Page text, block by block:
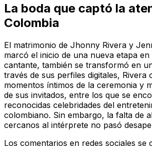
La boda que captó la
Colombia
El matrimonio de Jhonny Rivera y
marcó el inicio de una nueva etapa en
cantante, también se transformó en
través de sus perfiles digitales, Rivera
momentos íntimos de la ceremonia y
de sus invitados, entre los que se
reconocidas celebridades del
colombiano. Sin embargo, la falta de
cercanos al intérprete no pasó
Los comentarios en redes sociales se